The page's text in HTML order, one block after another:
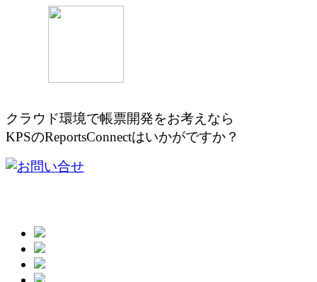
クラウド環境で帳票開発をお
KPSのReportsConnectはいかがですか？